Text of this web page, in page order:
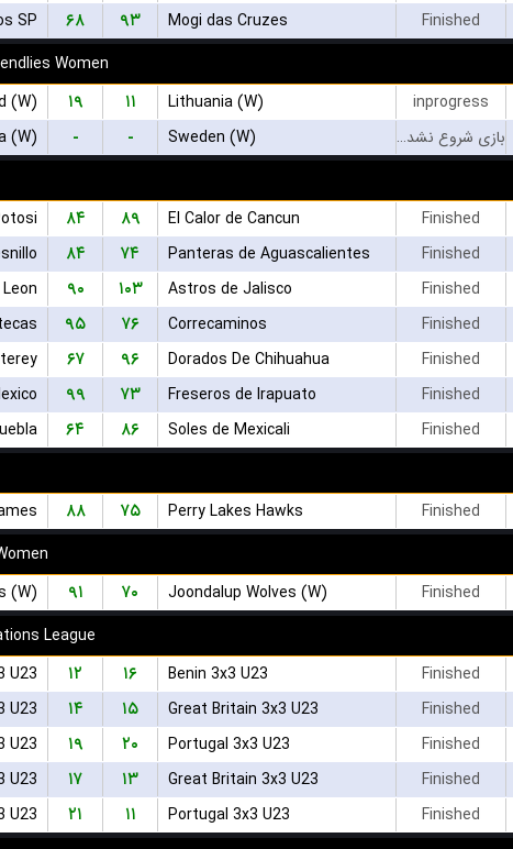
SP
۶۸ ۹۳ Mogi das Cruzes Finished
Women
(W)
۱۹ ۱۱ Lithuania (W) inprogress
(W)
- - Sweden (W) بازی شروع نشده است
۸۴ ۸۹ El Calor de Cancun Finished
۸۴ ۷۴ Panteras de Aguascalientes Finished
۹۰ ۱۰۳ Astros de Jalisco Finished
۹۵ ۷۶ Correcaminos Finished
۶۷ ۹۶ Dorados De Chihuahua Finished
۹۹ ۷۳ Freseros de Irapuato Finished
۶۴ ۸۶ Soles de Mexicali Finished
۸۸ ۷۵ Perry Lakes Hawks Finished
(W)
۹۱ ۷۰ Joondalup Wolves (W) Finished
League
U23
۱۲ ۱۶ Benin 3x3 U23 Finished
U23
۱۴ ۱۵ Great Britain 3x3 U23 Finished
U23
۱۹ ۲۰ Portugal 3x3 U23 Finished
U23
۱۷ ۱۳ Great Britain 3x3 U23 Finished
U23
۲۱ ۱۱ Portugal 3x3 U23 Finished